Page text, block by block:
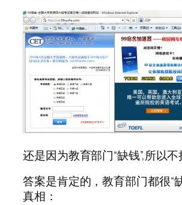
还是因为教育部门“缺钱”,所以不
答案是肯定的，教育部门都很“
真相：